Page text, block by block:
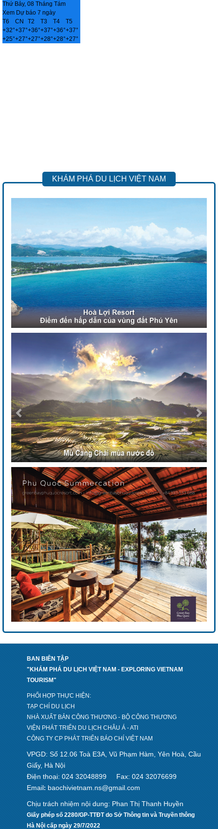
Thứ Bảy, 08 Tháng Tám
Xem Dự báo 7 ngày
T6
CN T2 T3 T4
T5
+32°+37°+36°+37°+36°+37°
+25°+27°+27°+28°+28°+27°
KHÁM PHÁ DU LỊCH VIỆT NAM
BAN BIÊN TẬP
"KHÁM PHÁ DU LỊCH VIỆT NAM - EXPLORING VIETNAM
TOURISM"
PHỐI HỢP THỰC HIỆN:
TẠP CHÍ DU LỊCH
NHÀ XUẤT BẢN CÔNG THƯƠNG - BỘ CÔNG THƯƠNG
VIỆN PHÁT TRIỂN DU LỊCH CHÂU Á - ATI
CÔNG TY CP PHÁT TRIỂN BÁO CHÍ VIỆT NAM
VPGD: Số 12.06 Toà E3A, Vũ Phạm Hàm, Yên Hoà, Cầu
Giấy, Hà Nội
Điện thoại: 024 32048899
Fax: 024 32076699
Email
: baochivietnam.ns@gmail.com
Chịu trách nhiệm nội dung: Phan Thị Thanh Huyền
Giấy phép số 2280/GP-TTĐT do Sở Thông tin và Truyền thông
Hà Nội cấp ngày 29/7/2022